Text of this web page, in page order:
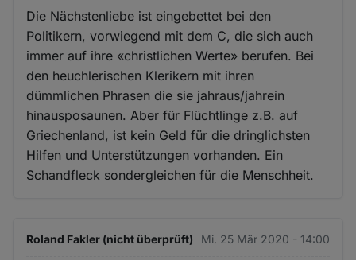
Die Nächstenliebe ist eingebettet bei den
Politikern, vorwiegend mit dem C, die sich auch
immer auf ihre «christlichen Werte» berufen. Bei
den heuchlerischen Klerikern mit ihren
dümmlichen Phrasen die sie jahraus/jahrein
hinausposaunen. Aber für Flüchtlinge z.B. auf
Griechenland, ist kein Geld für die dringlichsten
Hilfen und Unterstützungen vorhanden. Ein
Schandfleck sondergleichen für die Menschheit.
Roland Fakler (nicht überprüft) Mi. 25 Mär 2020 - 14:00